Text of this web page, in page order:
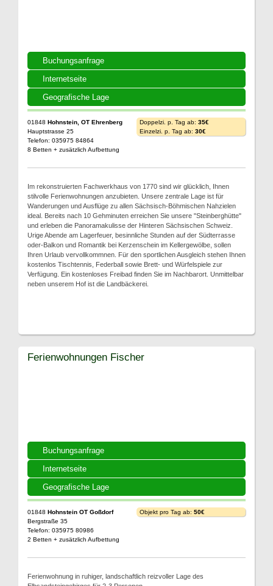
Buchungsanfrage
Internetseite
Geografische Lage
01848 Hohnstein, OT Ehrenberg
Hauptstrasse 25
Telefon: 035975 84864
8 Betten + zusätzlich Aufbettung
Doppelzi. p. Tag ab: 35€
Einzelzi. p. Tag ab: 30€
Im rekonstruierten Fachwerkhaus von 1770 sind wir glücklich, Ihnen
stilvolle Ferienwohnungen anzubieten. Unsere zentrale Lage ist für
Wanderungen und Ausflüge zu allen Sächsisch-Böhmischen Nahzielen
ideal. Bereits nach 10 Gehminuten erreichen Sie unsere "Steinberghütte"
und erleben die Panoramakulisse der Hinteren Sächsischen Schweiz.
Urige Abende am Lagerfeuer, besinnliche Stunden auf der Südterrasse
oder-Balkon und Romantik bei Kerzenschein im Kellergewölbe, sollen
Ihren Urlaub vervollkommnen. Für den sportlichen Ausgleich stehen Ihnen
kostenlos Tischtennis, Federball sowie Brett- und Würfelspiele zur
Verfügung. Ein kostenloses Freibad finden Sie im Nachbarort. Unmittelbar
neben unserem Hof ist die Landbäckerei.
Buchungsanfrage
Internetseite
Geografische Lage
Ferienwohnungen Fischer
01848 Hohnstein OT Goßdorf
Bergstraße 35
Telefon: 035975 80986
2 Betten + zusätzlich Aufbettung
Objekt pro Tag ab: 50€
Ferienwohnung in ruhiger, landschaftlich reizvoller Lage des